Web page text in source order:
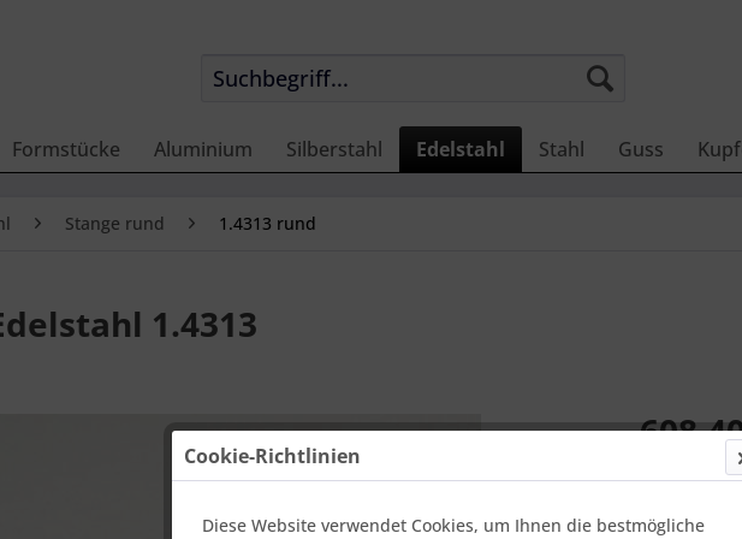
Formstücke Aluminium Silberstahl Edelstahl Stahl Guss
Stange rund 1.4313 rund
1.4313
1
Online-
Cookie-Richtlinien
Diese Website verwendet Cookies, um Ihnen die bestmögliche